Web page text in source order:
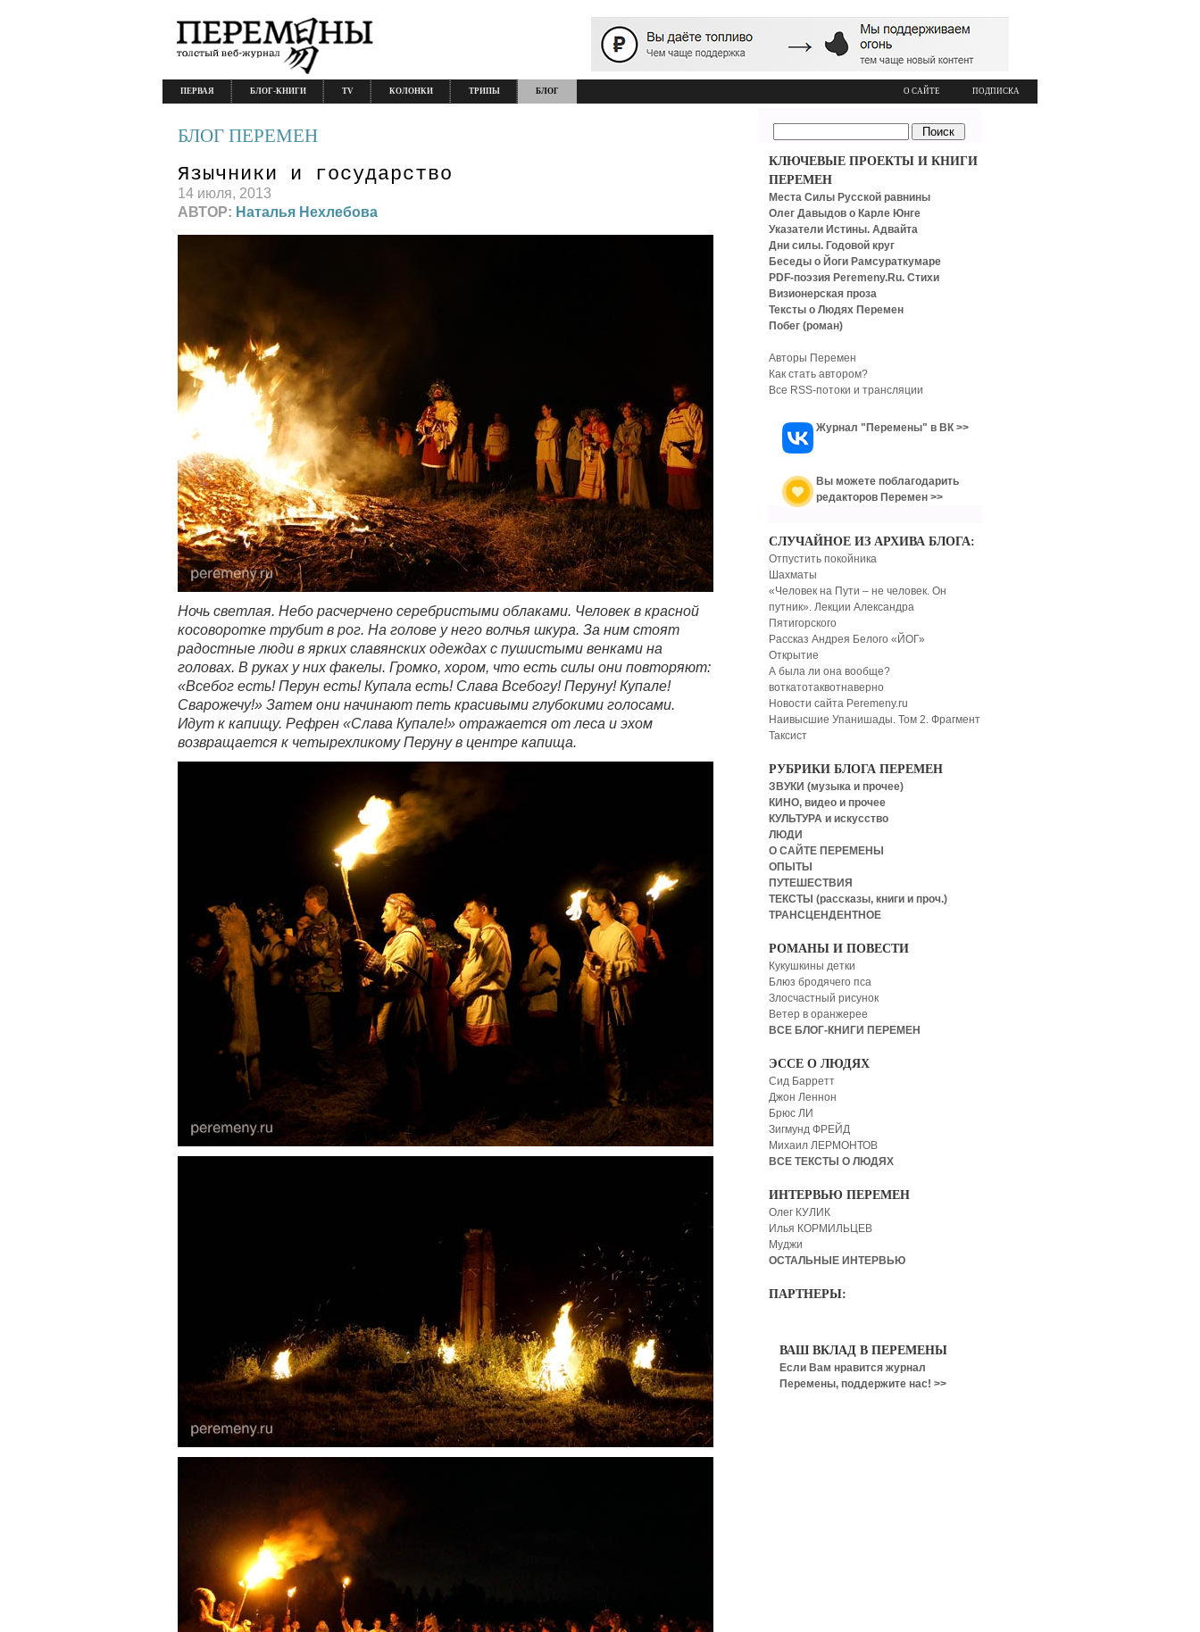
О САЙТЕ ПОДПИСКА
ПЕРВАЯ БЛОГ-КНИГИ TV КОЛОНКИ ТРИПЫ БЛОГ
БЛОГ ПЕРЕМЕН
Язычники и государство
14 июля, 2013
АВТОР: Наталья Нехлебова
Ночь светлая. Небо расчерчено серебристыми облаками. Человек в красной
косоворотке трубит в рог. На голове у него волчья шкура. За ним стоят
радостные люди в ярких славянских одеждах с пушистыми венками на
головах. В руках у них факелы. Громко, хором, что есть силы они повторяют:
«Всебог есть! Перун есть! Купала есть! Слава Всебогу! Перуну! Купале!
Сварожечу!» Затем они начинают петь красивыми глубокими голосами.
Идут к капищу. Рефрен «Слава Купале!» отражается от леса и эхом
возвращается к четырехликому Перуну в центре капища.
КЛЮЧЕВЫЕ ПРОЕКТЫ И КНИГИ
ПЕРЕМЕН
Места Силы Русской равнины
Олег Давыдов о Карле Юнге
Указатели Истины. Адвайта
Дни силы. Годовой круг
Беседы о Йоги Рамсураткумаре
PDF-поэзия Peremeny.Ru. Стихи
Визионерская проза
Тексты о Людях Перемен
Побег (роман)
Авторы Перемен
Как стать автором?
Все RSS-потоки и трансляции
Журнал "Перемены" в ВК >>
Вы можете поблагодарить
редакторов Перемен >>
СЛУЧАЙНОЕ ИЗ АРХИВА БЛОГА:
Отпустить покойника
Шахматы
«Человек на Пути – не человек. Он
путник». Лекции Александра
Пятигорского
Рассказ Андрея Белого «ЙОГ»
Открытие
А была ли она вообще?
воткатотаквотнаверно
Новости сайта Peremeny.ru
Наивысшие Упанишады. Том 2. Фрагмент
Таксист
РУБРИКИ БЛОГА ПЕРЕМЕН
ЗВУКИ (музыка и прочее)
КИНО, видео и прочее
КУЛЬТУРА и искусство
ЛЮДИ
О САЙТЕ ПЕРЕМЕНЫ
ОПЫТЫ
ПУТЕШЕСТВИЯ
ТЕКСТЫ (рассказы, книги и проч.)
ТРАНСЦЕНДЕНТНОЕ
РОМАНЫ И ПОВЕСТИ
Кукушкины детки
Блюз бродячего пса
Злосчастный рисунок
Ветер в оранжерее
ВСЕ БЛОГ-КНИГИ ПЕРЕМЕН
ЭССЕ О ЛЮДЯХ
Сид Барретт
Джон Леннон
Брюс ЛИ
Зигмунд ФРЕЙД
Михаил ЛЕРМОНТОВ
ВСЕ ТЕКСТЫ О ЛЮДЯХ
ИНТЕРВЬЮ ПЕРЕМЕН
Олег КУЛИК
Илья КОРМИЛЬЦЕВ
Муджи
ОСТАЛЬНЫЕ ИНТЕРВЬЮ
ПАРТНЕРЫ:
ВАШ ВКЛАД В ПЕРЕМЕНЫ
Если Вам нравится журнал
Перемены, поддержите нас! >>